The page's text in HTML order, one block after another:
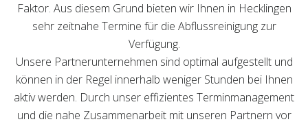
Faktor. Aus diesem Grund bieten wir Ihnen in Hecklingen
sehr zeitnahe Termine für die Abflussreinigung zur
Verfügung.
Unsere Partnerunternehmen sind optimal aufgestellt und
können in der Regel innerhalb weniger Stunden bei Ihnen
aktiv werden. Durch unser effizientes Terminmanagement
und die nahe Zusammenarbeit mit unseren Partnern vor